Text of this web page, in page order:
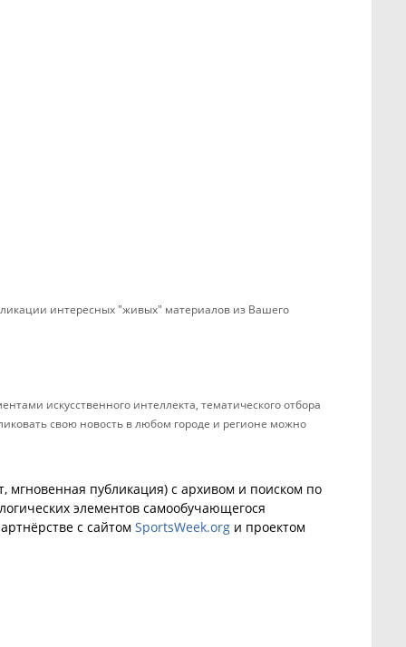
интересных "живых" материалов из Вашего
искусственного интеллекта, тематического отбора
свою новость в любом городе и регионе можно
публикация) с архивом и поиском по
элементов самообучающегося
с сайтом SportsWeek.org и проектом